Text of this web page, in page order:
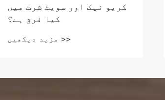
کریو نیک اور سویٹ شرٹ میں
کیا فرق ہے؟
مزید دیکھیں >>